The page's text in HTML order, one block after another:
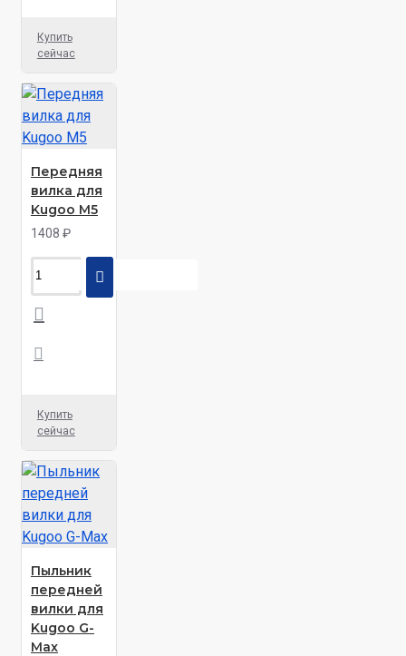
Купить
сейчас
Передняя
вилка для
Kugoo M5
1408 ₽
Купить
сейчас
Пыльник
передней
вилки для
Kugoo G-
Max